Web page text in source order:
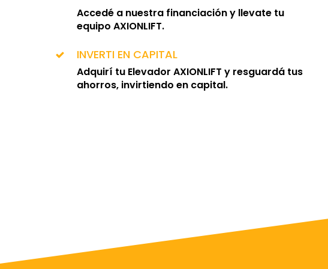
Accedé a nuestra financiación y llevate tu
equipo AXIONLIFT.
INVERTI EN CAPITAL
Adquirí tu Elevador AXIONLIFT y resguardá tus
ahorros, invirtiendo en capital.